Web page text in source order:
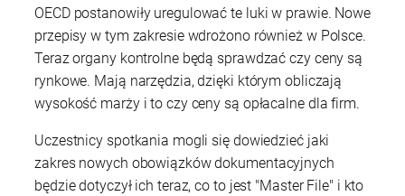
OECD postanowiły uregulować te luki w prawie. Nowe
przepisy w tym zakresie wdrożono również w Polsce.
Teraz organy kontrolne będą sprawdzać czy ceny są
rynkowe. Mają narzędzia, dzięki którym obliczają
wysokość marży i to czy ceny są opłacalne dla firm.
Uczestnicy spotkania mogli się dowiedzieć jaki
zakres nowych obowiązków dokumentacyjnych
będzie dotyczył ich teraz, co to jest "Master File" i kto